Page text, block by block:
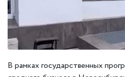
В рамках государственных